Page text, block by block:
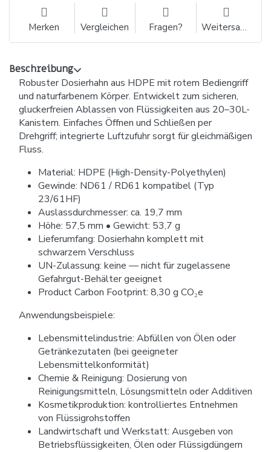
Merken Vergleichen Fragen? Weitersagen
Beschreibung
Robuster Dosierhahn aus HDPE mit rotem Bediengriff
und naturfarbenem Körper. Entwickelt zum sicheren,
gluckerfreien Ablassen von Flüssigkeiten aus 20–30L-
Kanistern. Einfaches Öffnen und Schließen per
Drehgriff; integrierte Luftzufuhr sorgt für gleichmäßigen
Fluss.
Material: HDPE (High-Density-Polyethylen)
Gewinde: ND61 / RD61 kompatibel (Typ
23/61HF)
Auslassdurchmesser: ca. 19,7 mm
Höhe: 57,5 mm • Gewicht: 53,7 g
Lieferumfang: Dosierhahn komplett mit
schwarzem Verschluss
UN-Zulassung: keine — nicht für zugelassene
Gefahrgut-Behälter geeignet
Product Carbon Footprint: 8,30 g CO₂e
Anwendungsbeispiele:
Lebensmittelindustrie: Abfüllen von Ölen oder
Getränkezutaten (bei geeigneter
Lebensmittelkonformität)
Chemie & Reinigung: Dosierung von
Reinigungsmitteln, Lösungsmitteln oder Additiven
Kosmetikproduktion: kontrolliertes Entnehmen
von Flüssigrohstoffen
Landwirtschaft und Werkstatt: Ausgeben von
Betriebsflüssigkeiten, Ölen oder Flüssigdüngern